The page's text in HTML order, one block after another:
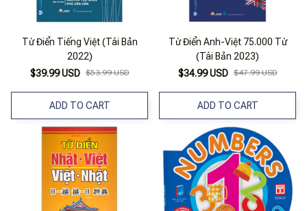
Từ Điển Tiếng Việt (Tái Bản
2022)
$39.99 USD $53.99 USD
ADD TO CART
Từ Điển Anh-Việt 75.000 Từ
(Tái Bản 2023)
$34.99 USD $47.99 USD
ADD TO CART